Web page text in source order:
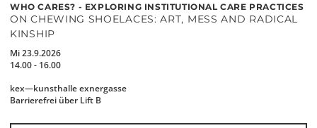
WHO CARES? - EXPLORING INSTITUTIONAL CARE PRACTICES
ON CHEWING SHOELACES: ART, MESS AND RADICAL
KINSHIP
Mi 23.9.2026
14.00 - 16.00
kex—kunsthalle exnergasse
Barrierefrei über Lift B